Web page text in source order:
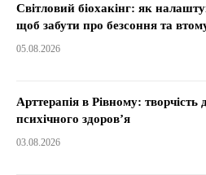
Світловий біохакінг: як
щоб забути про безсоння та
05.08.2026
Арттерапія в Рівному: творчість
психічного здоров’я
03.08.2026